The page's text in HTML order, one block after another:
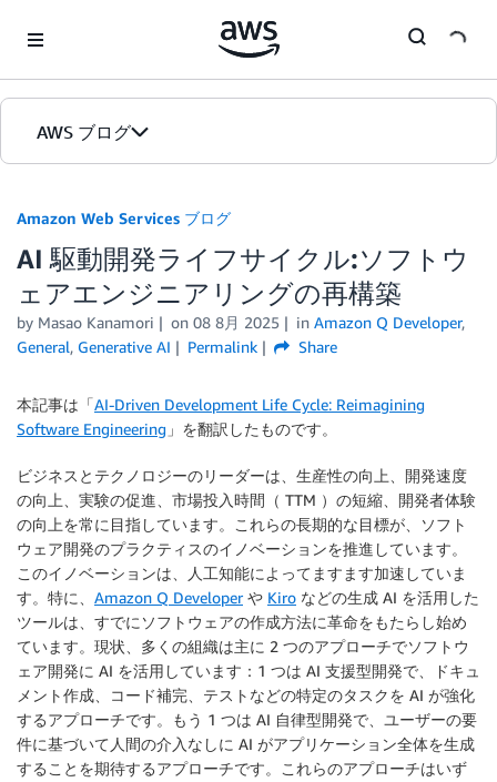
AWS ブログ
カテゴリ
エディション
Amazon Web Services ブログ
AI 駆動開発ライフサイクル:ソフトウ
ェアエンジニアリングの再構築
by Masao Kanamori on 08 8月 2025 in Amazon Q Developer,
General, Generative AI Permalink Share
本記事は「AI-Driven Development Life Cycle: Reimagining
Software Engineering 」を翻訳したものです。
ビジネスとテクノロジーのリーダーは、生産性の向上、開発速度
の向上、実験の促進、市場投入時間（ TTM ）の短縮、開発者体験
の向上を常に目指しています。これらの長期的な目標が、ソフト
ウェア開発のプラクティスのイノベーションを推進しています。
このイノベーションは、人工知能によってますます加速していま
す。特に、 Amazon Q Developerや Kiro などの生成 AI を活用した
ツールは、すでにソフトウェアの作成方法に革命をもたらし始め
ています。現状、多くの組織は主に 2 つのアプローチでソフトウ
ェア開発に AI を活用しています：1 つは AI 支援型開発で、ドキュ
メント作成、コード補完、テストなどの特定のタスクを AI が強化
するアプローチです。もう 1 つは AI 自律型開発で、ユーザーの要
件に基づいて人間の介入なしに AI がアプリケーション全体を生成
することを期待するアプローチです。これらのアプローチはいず